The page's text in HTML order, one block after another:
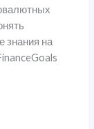
знания на